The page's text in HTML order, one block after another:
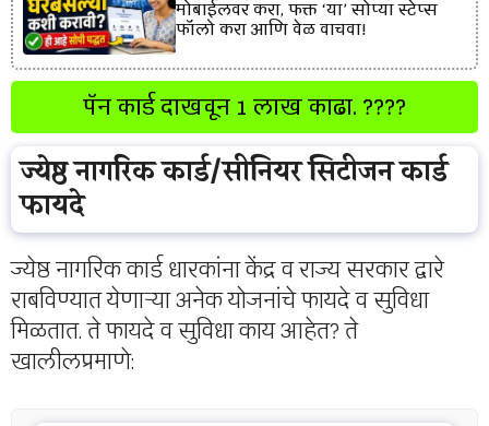
मोबाईलवर करा, फक्त ‘या’ सोप्या स्टेप्स
फॉलो करा आणि वेळ वाचवा!
पॅन कार्ड दाखवून 1 लाख काढा. ????
ज्येष्ठ नागरिक कार्ड/सीनियर सिटीजन कार्ड
फायदे
ज्येष्ठ नागरिक कार्ड धारकांना केंद्र व राज्य सरकार द्वारे
राबविण्यात येणाऱ्या अनेक योजनांचे फायदे व सुविधा
मिळतात. ते फायदे व सुविधा काय आहेत? ते
खालीलप्रमाणे: